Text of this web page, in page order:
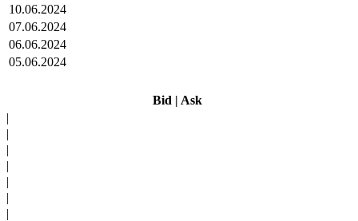
10.06.2024
07.06.2024
06.06.2024
05.06.2024
Bid | Ask
|
|
|
|
|
|
|